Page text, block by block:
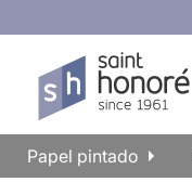
Papel pintado